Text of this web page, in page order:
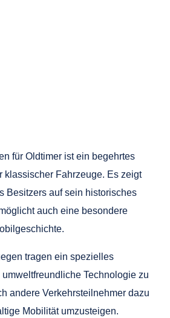
für Oldtimer ist ein begehrtes
klassischer Fahrzeuge. Es zeigt
Besitzers auf sein historisches
auch eine besondere
tragen ein spezielles
Technologie zu
andere Verkehrsteilnehmer dazu
Mobilität umzusteigen.